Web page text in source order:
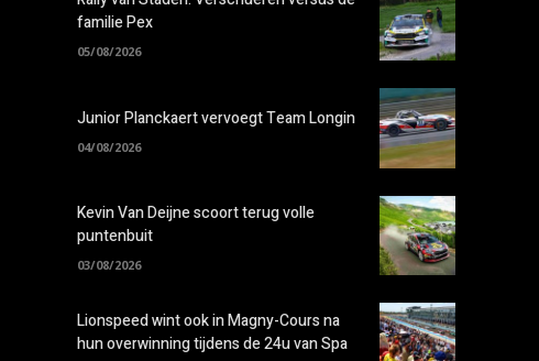
familie Pex
05/08/2026
Junior Planckaert vervoegt Team Longin
04/08/2026
Kevin Van Deijne scoort terug volle
puntenbuit
03/08/2026
Lionspeed wint ook in Magny-Cours na
hun overwinning tijdens de 24u van Spa